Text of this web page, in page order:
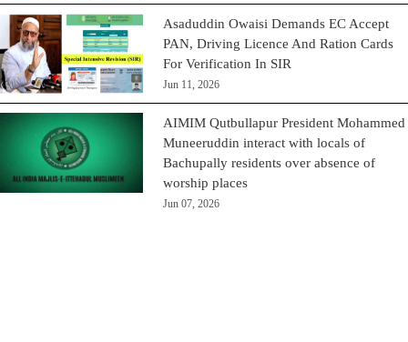
Asaduddin Owaisi Demands EC Accept
PAN, Driving Licence And Ration Cards
For Verification In SIR
Jun 11, 2026
AIMIM Qutbullapur President Mohammed
Muneeruddin interact with locals of
Bachupally residents over absence of
worship places
Jun 07, 2026